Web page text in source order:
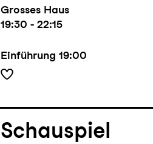
Grosses Haus
19:30 - 22:15
Einführung 19:00
Schauspiel